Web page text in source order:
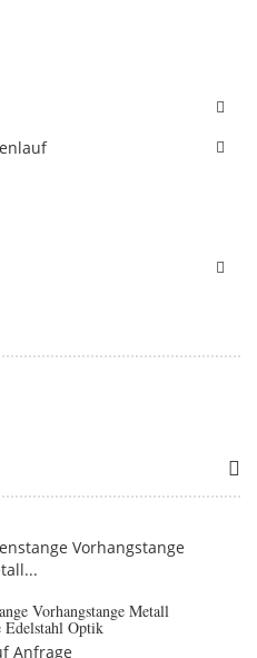
Vorhangstange Metall
Edelstahl Optik
Anfrage